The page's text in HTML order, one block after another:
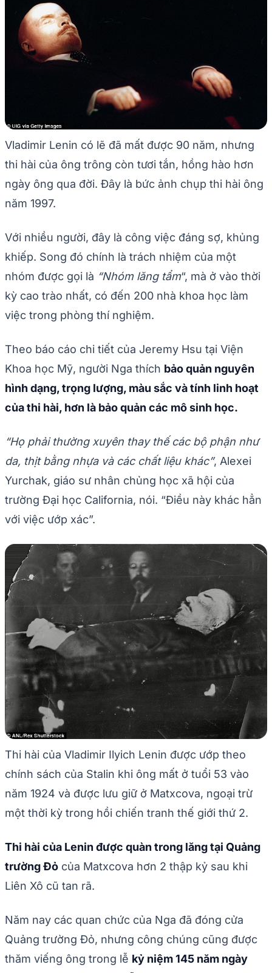
Vladimir Lenin có lẽ đã mất được 90 năm, nhưng
thi hài của ông trông còn tươi tắn, hồng hào hơn
ngày ông qua đời. Đây là bức ảnh chụp thi hài ông
năm 1997.
Với nhiều người, đây là công việc đáng sợ, khủng
khiếp. Song đó chính là trách nhiệm của một
nhóm được gọi là “Nhóm lăng tẩm“, mà ở vào thời
kỳ cao trào nhất, có đến 200 nhà khoa học làm
việc trong phòng thí nghiệm.
Theo báo cáo chi tiết của Jeremy Hsu tại Viện
Khoa học Mỹ, người Nga thích bảo quản nguyên
hình dạng, trọng lượng, màu sắc và tính linh hoạt
của thi hài, hơn là bảo quản các mô sinh học.
“Họ phải thường xuyên thay thế các bộ phận như
da, thịt bằng nhựa và các chất liệu khác”, Alexei
Yurchak, giáo sư nhân chủng học xã hội của
trường Đại học California, nói. “Điều này khác hẳn
với việc ướp xác”.
Thi hài của Vladimir Ilyich Lenin được ướp theo
chính sách của Stalin khi ông mất ở tuổi 53 vào
năm 1924 và được lưu giữ ở Matxcova, ngoại trừ
một thời kỳ trong hồi chiến tranh thế giới thứ 2.
Thi hài của Lenin được quàn trong lăng tại Quảng
trường Đỏ của Matxcova hơn 2 thập kỷ sau khi
Liên Xô cũ tan rã.
Năm nay các quan chức của Nga đã đóng cửa
Quảng trường Đỏ, nhưng công chúng cũng được
thăm viếng ông trong lễ kỷ niệm 145 năm ngày